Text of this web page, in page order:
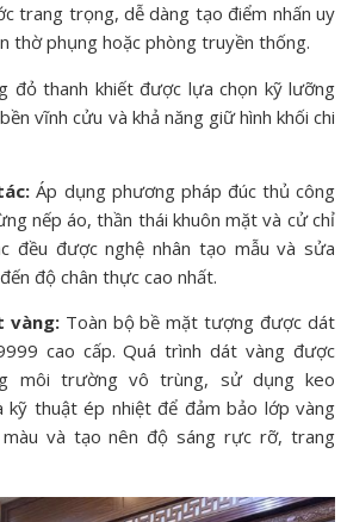
trang trọng, dễ dàng tạo điểm nhấn uy
thờ phụng hoặc phòng truyền thống.
đỏ thanh khiết được lựa chọn kỹ lưỡng
vĩnh cửu và khả năng giữ hình khối chi
Áp dụng phương pháp đúc thủ công
nếp áo, thần thái khuôn mặt và cử chỉ
đều được nghệ nhân tạo mẫu và sửa
độ chân thực cao nhất.
vàng: Toàn bộ bề mặt tượng được dát
cao cấp. Quá trình dát vàng được
môi trường vô trùng, sử dụng keo
kỹ thuật ép nhiệt để đảm bảo lớp vàng
màu và tạo nên độ sáng rực rỡ, trang